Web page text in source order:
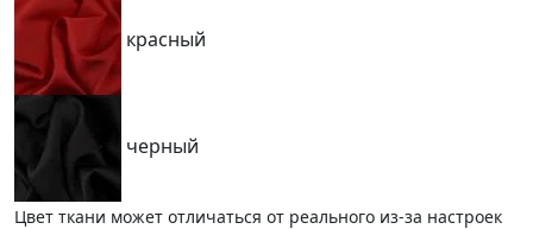
красный
черный
Цвет ткани может отличаться от реального из-за настроек